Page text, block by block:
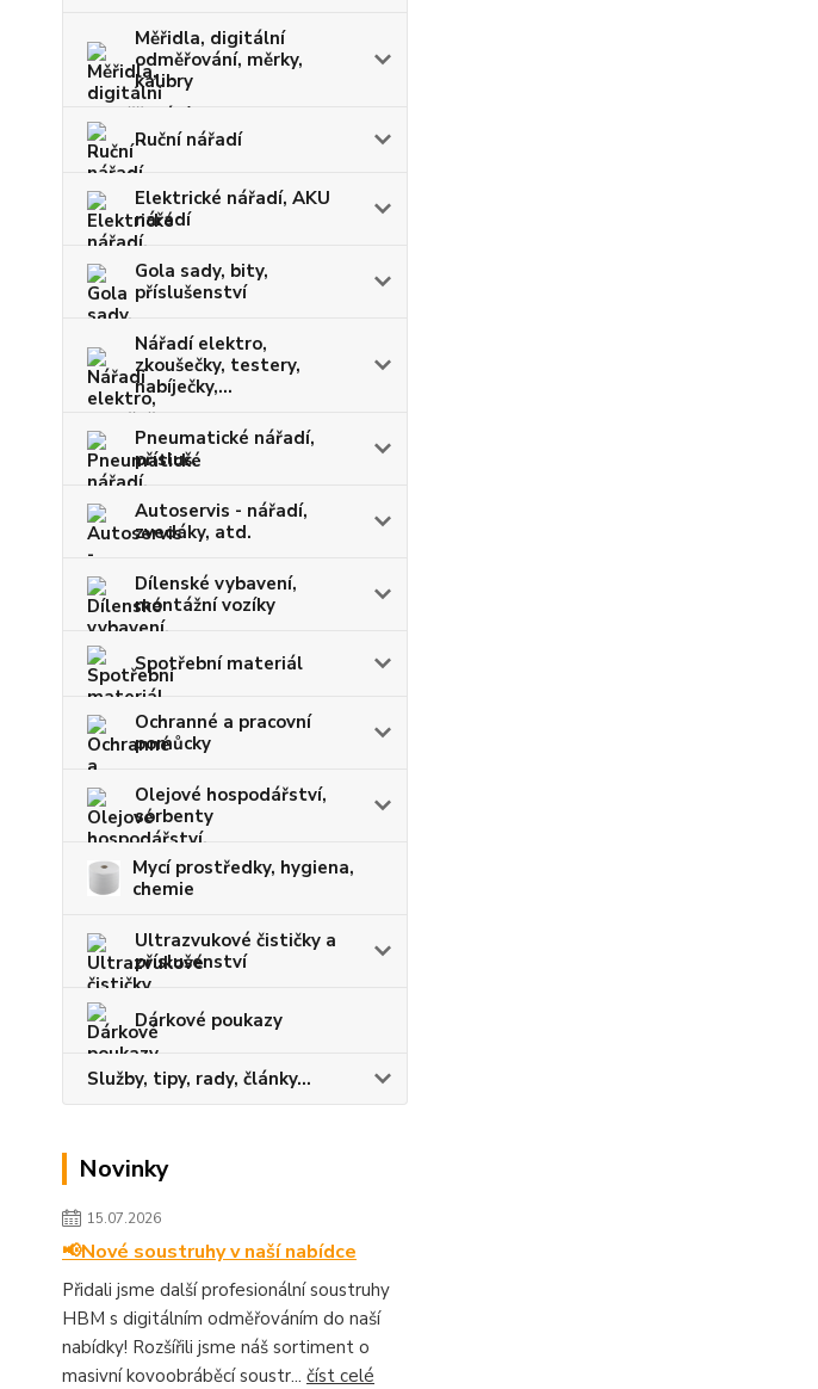
Měřidla, digitální
odměřování, měrky,
kalibry
Ruční nářadí
Elektrické nářadí, AKU
nářadí
Gola sady, bity,
příslušenství
Nářadí elektro,
zkoušečky, testery,
nabíječky,...
Pneumatické nářadí,
přísluš.
Autoservis - nářadí,
zvedáky, atd.
Dílenské vybavení,
montážní vozíky
Spotřební materiál
Ochranné a pracovní
pomůcky
Olejové hospodářství,
sorbenty
Mycí prostředky, hygiena,
chemie
Ultrazvukové čističky a
příslušenství
Dárkové poukazy
Služby, tipy, rady, články...
Novinky
15.07.2026
📢Nové soustruhy v naší nabídce
Přidali jsme další profesionální soustruhy
HBM s digitálním odměřováním do naší
nabídky! Rozšířili jsme náš sortiment o
masivní kovoobráběcí soustr... číst celé